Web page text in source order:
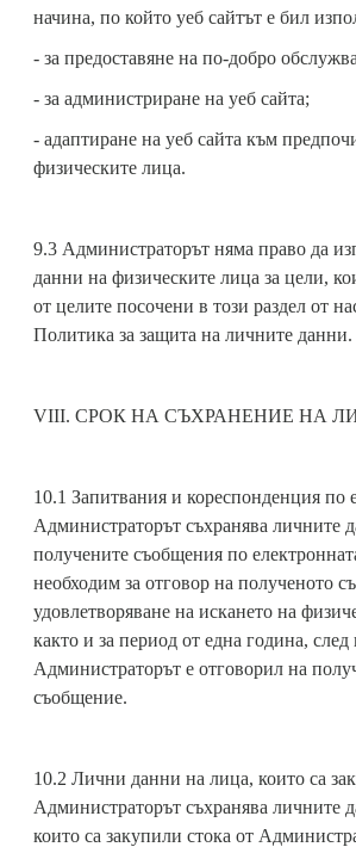
начина, по който уеб сайтът е бил
- за предоставяне на по-добро
- за администриране на уеб сайта;
- адаптиране на уеб сайта към
физическите лица.
9.3 Администраторът няма право да
данни на физическите лица за цели,
от целите посочени в този раздел от
Политика за защита на личните данни.
VIII. СРОК НА СЪХРАНЕНИЕ НА
10.1 Запитвания и кореспонденция по
Администраторът съхранява личните
получените съобщения по
необходим за отговор на полученото
удовлетворяване на искането на
както и за период от една година, след
Администраторът е отговорил на
съобщение.
10.2 Лични данни на лица, които са
Администраторът съхранява личните
които са закупили стока от